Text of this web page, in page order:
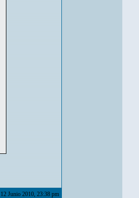
Junio 2010, 23:38 pm